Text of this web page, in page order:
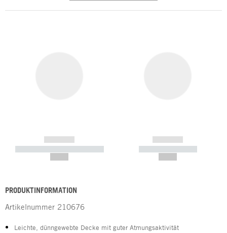
------------
----------- ----------- -----------
------------
----------- -----------
PRODUKTINFORMATION
Artikelnummer 210676
Leichte, dünngewebte Decke mit guter Atmungsaktivität